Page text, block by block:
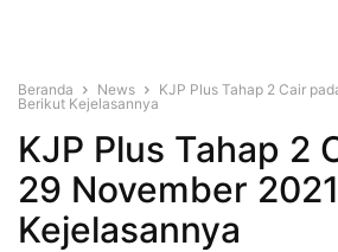
Beranda News
KJP Plus Tahap 2 Cair
Berikut Kejelasannya
KJP Plus Tahap 2
29 November
Kejelasannya